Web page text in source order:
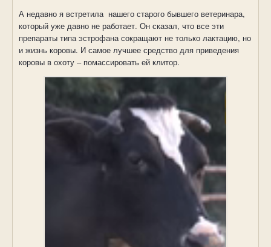
А недавно я встретила нашего старого бывшего ветеринара,
который уже давно не работает. Он сказал, что все эти
препараты типа эстрофана сокращают не только лактацию, но
и жизнь коровы. И самое лучшее средство для приведения
коровы в охоту – помассировать ей клитор.